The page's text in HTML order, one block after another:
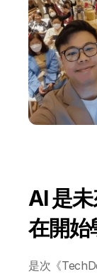
AI 是
在開始
是次《
AI
聯